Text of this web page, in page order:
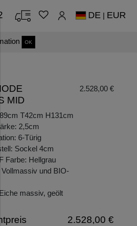
OK
DE | EUR
MID
2.528,00 €
T42cm H131cm
2,5cm
6-Türig
Sockel 4cm
Farbe: Hellgrau
Vollmassiv und BIO-
Eiche massiv, geölt
2.528,00 €